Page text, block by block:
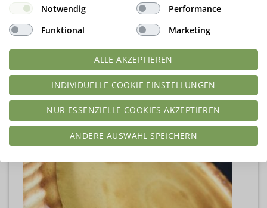
Notwendig
Performance
Funktional
Marketing
ALLE AKZEPTIEREN
INDIVIDUELLE COOKIE EINSTELLUNGEN
NUR ESSENZIELLE COOKIES AKZEPTIEREN
ANDERE AUSWAHL SPEICHERN